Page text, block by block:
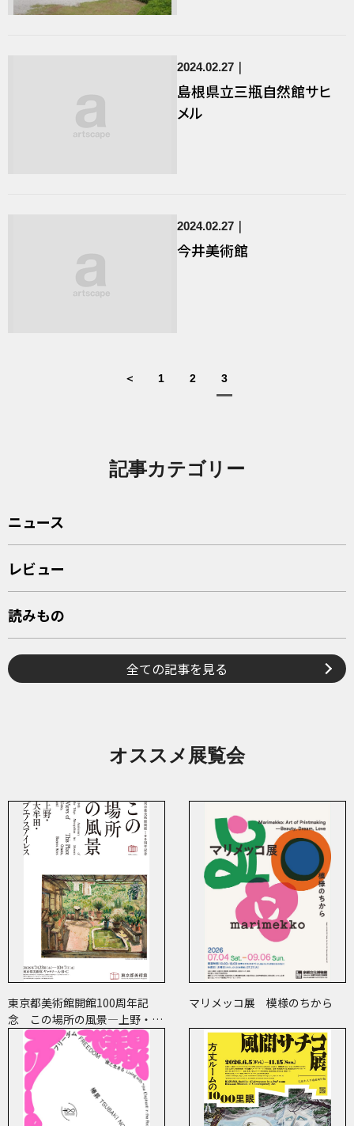
2024.02.27
島根県立三瓶自然館サヒ
メル
2024.02.27
今井美術館
＜ 1 2 3
記事カテゴリー
ニュース
レビュー
読みもの
全ての記事を見る
オススメ展覧会
東京都美術館開館100周年記
念 この場所の風景―上野・大
牟田・ブエノスアイレス
マリメッコ展 模様のちから